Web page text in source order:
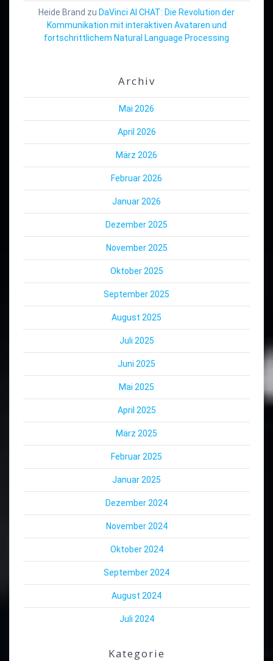
Heide Brand zu DaVinci AI CHAT: Die Revolution der
Kommunikation mit interaktiven Avataren und
fortschrittlichem Natural Language Processing
Archiv
Mai 2026
April 2026
März 2026
Februar 2026
Januar 2026
Dezember 2025
November 2025
Oktober 2025
September 2025
August 2025
Juli 2025
Juni 2025
Mai 2025
April 2025
März 2025
Februar 2025
Januar 2025
Dezember 2024
November 2024
Oktober 2024
September 2024
August 2024
Juli 2024
Kategorie